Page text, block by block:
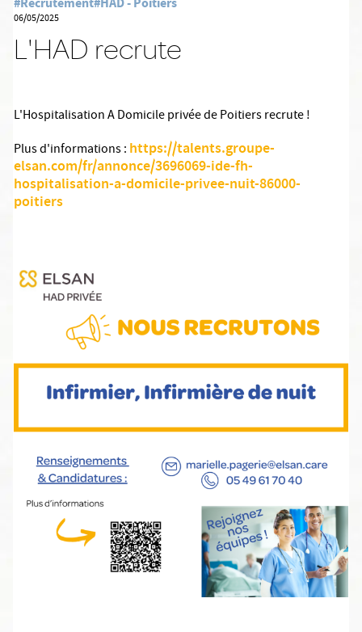
06/05/2025
L'HAD recrute
L'Hospitalisation A Domicile privée de Poitiers recrute !
Plus d'informations : https://talents.groupe-
elsan.com/fr/annonce/3696069-ide-fh-
hospitalisation-a-domicile-privee-nuit-86000-
poitiers